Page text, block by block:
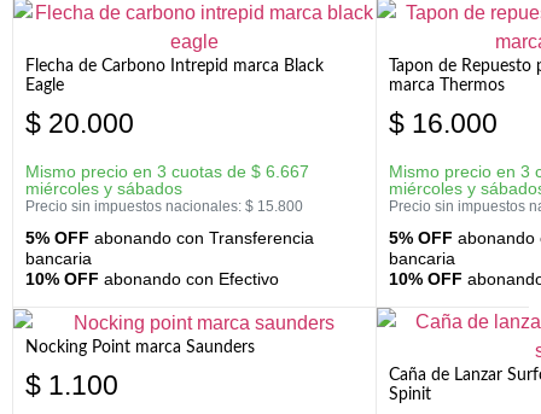
Flecha de Carbono Intrepid marca Black
Eagle
$ 20.000
Mismo precio en 3 cuotas de $ 6.667
miércoles y sábados
Precio sin impuestos nacionales: $ 15.800
5% OFF abonando con Transferencia
bancaria
10% OFF abonando con Efectivo
Tapon de Repuesto
marca Thermos
$ 16.000
Mismo precio en 3
miércoles y
Precio sin impuestos
5% OFF abonando
bancaria
10% OFF
Nocking Point marca Saunders
$ 1.100
Caña de Lanzar
Spinit